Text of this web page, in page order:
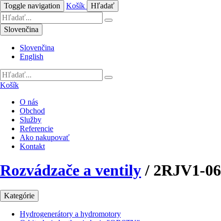
Toggle navigation Košík Hľadať
Slovenčina
Slovenčina
English
Košík
O nás
Obchod
Služby
Referencie
Ako nakupovať
Kontakt
Rozvádzače a ventily/ 2RJV1-
Kategórie
Hydrogenerátory a hydromotory